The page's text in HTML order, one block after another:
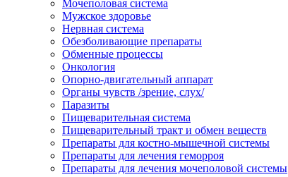
Мочеполовая система
Мужское здоровье
Нервная система
Обезболивающие препараты
Обменные процессы
Онкология
Опорно-двигательный аппарат
Органы чувств /зрение, слух/
Паразиты
Пищеварительная система
Пищеварительный тракт и обмен веществ
Препараты для костно-мышечной системы
Препараты для лечения геморроя
Препараты для лечения мочеполовой системы